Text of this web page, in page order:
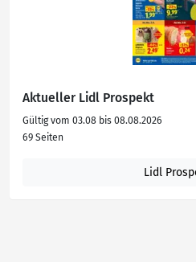
Aktueller Lidl Prospekt
Gültig vom 03.08 bis 08.08.2026
69 Seiten
Lidl